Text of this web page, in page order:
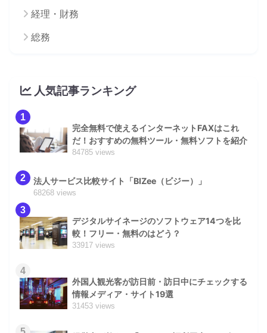
経理・財務
総務
人気記事ランキング
1
完全無料で使えるインターネットFAXはこれ
だ！おすすめの無料ツール・無料ソフトを紹介
84785 views
2 法人サービス比較サイト「BIZee（ビジー）」
68268 views
3
デジタルサイネージのソフトウェア14つを比
較！フリー・無料のはどう？
33917 views
4
外国人観光客が訪日前・訪日中にチェックする
情報メディア・サイト19選
31453 views